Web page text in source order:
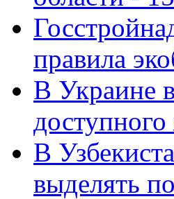
правила
В Украине
В
выделять